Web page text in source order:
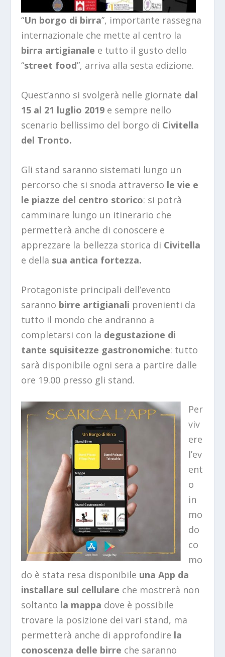
“Un borgo di birra”, importante rassegna
internazionale che mette al centro la
birra artigianale e tutto il gusto dello
“street food”, arriva alla sesta edizione.
Quest’anno si svolgerà nelle giornate dal
15 al 21 luglio 2019 e sempre nello
scenario bellissimo del borgo di Civitella
del Tronto.
Gli stand saranno sistemati lungo un
percorso che si snoda attraverso le vie e
le piazze del centro storico: si potrà
camminare lungo un itinerario che
permetterà anche di conoscere e
apprezzare la bellezza storica di Civitella
e della sua antica fortezza.
Protagoniste principali dell’evento
saranno birre artigianali provenienti da
tutto il mondo che andranno a
completarsi con la degustazione di
tante squisitezze gastronomiche: tutto
sarà disponibile ogni sera a partire dalle
ore 19.00 presso gli stand.
Per
viv
ere
l’ev
ent
o
in
mo
do
co
mo
do è stata resa disponibile una App da
installare sul cellulare che mostrerà non
soltanto la mappa dove è possibile
trovare la posizione dei vari stand, ma
permetterà anche di approfondire la
conoscenza delle birre che saranno